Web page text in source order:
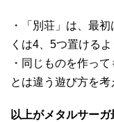
・「別荘」は、最
くは4、5つ置ける
・同じものを作っ
とは違う遊び方を考
以上がメタルサーガ